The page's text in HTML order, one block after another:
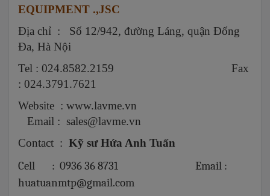
EQUIPMENT .,JSC
Địa chỉ : Số 12/942, đường Láng, quận Đống
Đa, Hà Nội
Tel : 024.8582.2159 Fax
: 024.3791.7621
Website : www.lavme.vn
Email : sales@lavme.vn
Contact : Kỹ sư Hứa Anh Tuấn
Cell : 0936 36 8731 Email :
huatuanmtp@gmail.com